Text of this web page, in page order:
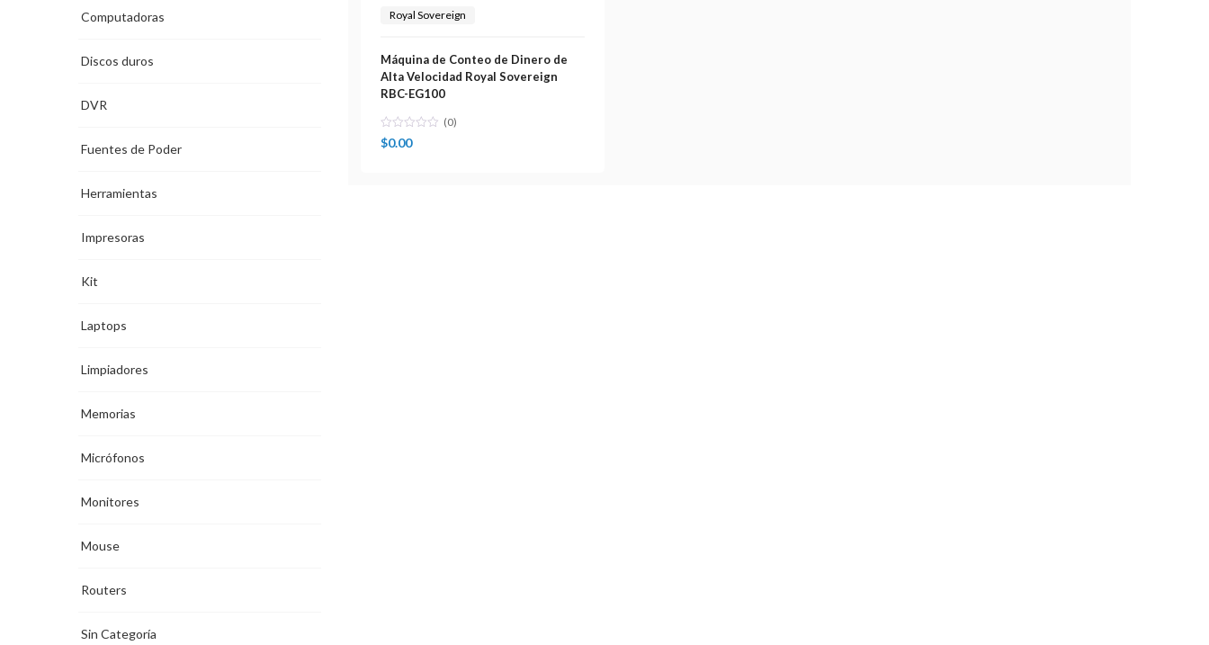
Royal Sovereign
Máquina de Conteo de Dinero de
Alta Velocidad Royal Sovereign
RBC-EG100
(0)
$0.00
Computadoras
Discos duros
DVR
Fuentes de Poder
Herramientas
Impresoras
Kit
Laptops
Limpiadores
Memorias
Micrófonos
Monitores
Mouse
Routers
Sin Categoría